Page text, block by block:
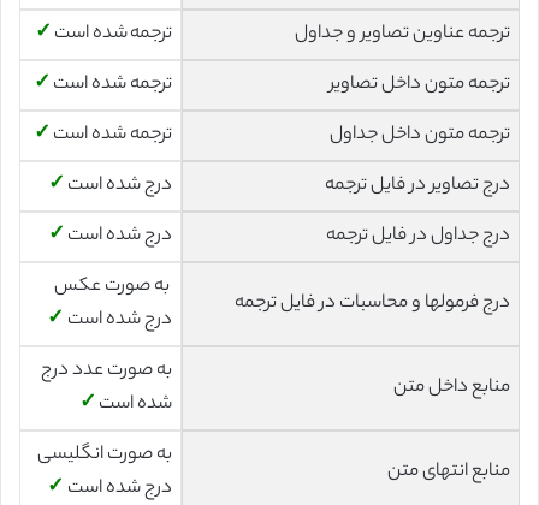
ترجمه عناوین تصاویر و جداول
ترجمه شده است ✓
ترجمه متون داخل تصاویر
ترجمه شده است ✓
ترجمه متون داخل جداول
ترجمه شده است ✓
درج تصاویر در فایل ترجمه
درج شده است ✓
درج جداول در فایل ترجمه
درج شده است ✓
درج فرمولها و محاسبات در فایل ترجمه
به صورت عکس
درج شده است ✓
منابع داخل متن
به صورت عدد درج
شده است ✓
منابع انتهای متن
به صورت انگلیسی
درج شده است ✓